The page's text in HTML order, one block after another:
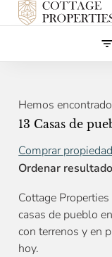
Hemos
13 Casas de
Comprar propiedad
Ordenar
Cottage
casas de pueblo
con terrenos y en
hoy.